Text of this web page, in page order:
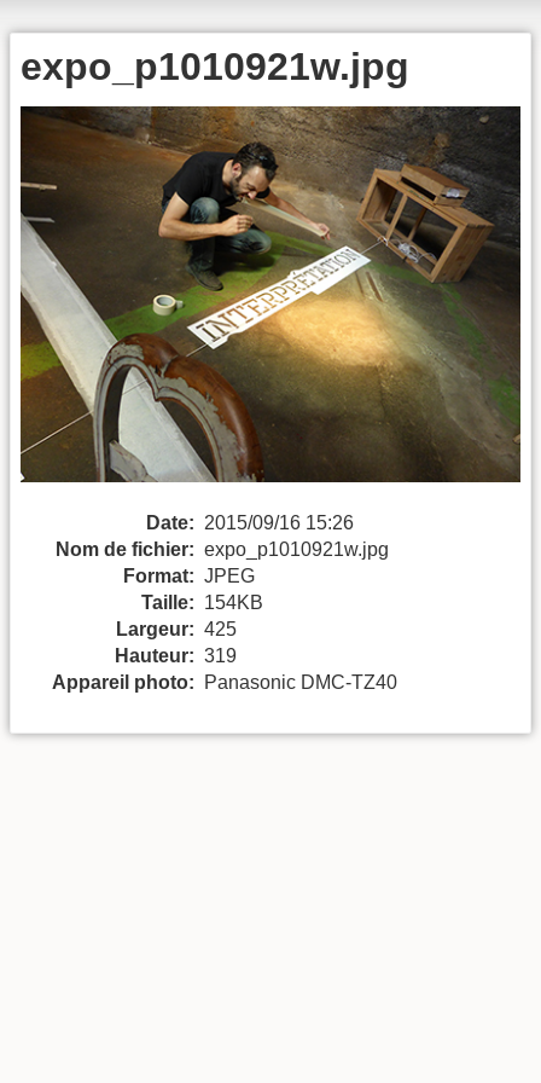
expo_p1010921w.jpg
Date: 2015/09/16 15:26
Nom de fichier: expo_p1010921w.jpg
Format: JPEG
Taille: 154KB
Largeur: 425
Hauteur: 319
Appareil photo:
Panasonic DMC-TZ40